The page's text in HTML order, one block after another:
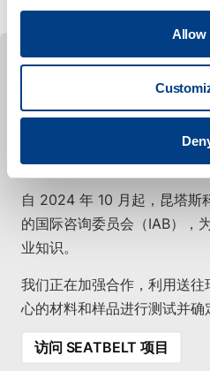
Allow
SEATBELT 项目
作为 SEATBELT 项目的顾问
豪。
自 2024 年 10 月起，昆塔斯
的国际咨询委员会（IAB），
业知识。
我们正在加强合作，利用送
心的材料和样品进行测试并确
访问 SEATBELT 项目